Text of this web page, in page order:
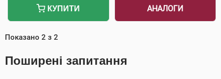
КУПИТИ АНАЛОГИ
Показано 2 з 2
Поширені запитання